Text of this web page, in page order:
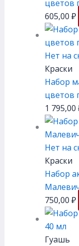
цветов
605,00 ₽
Нет на
Краски
Набор
цветов
1 795,00
Нет на
Краски
Набор
750,00 ₽
Гуашь